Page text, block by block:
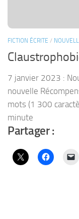
FICTION ÉCRITE /
7 janvier 2023 :
nouvelle
mots (1 300
minute
Partager :